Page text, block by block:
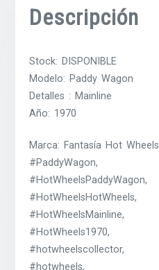
Descripción
Stock: DISPONIBLE
Modelo: Paddy Wagon
Detalles : Mainline
Año: 1970
Marca: Fantasía Hot Wheels
#PaddyWagon,
#HotWheelsPaddyWagon,
#HotWheelsHotWheels,
#HotWheelsMainline,
#HotWheels1970,
#hotwheelscollector,
#hotwheels,